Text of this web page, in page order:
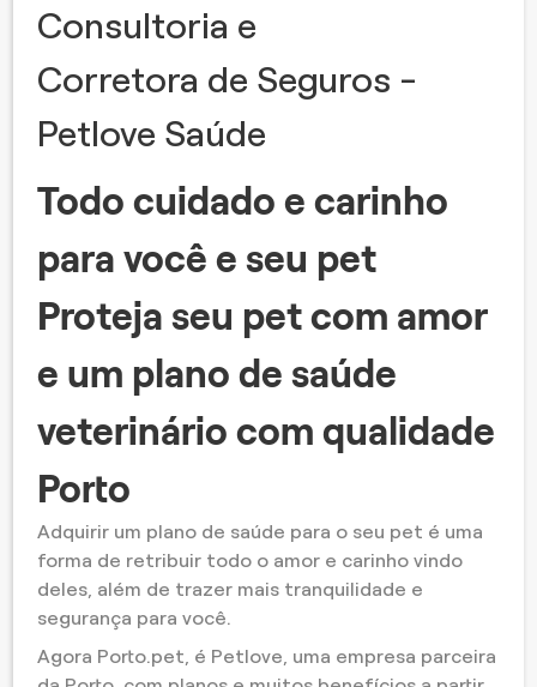
Consultoria e
Corretora de Seguros -
Petlove Saúde
Todo cuidado e carinho
para você e seu pet
Proteja seu pet com amor
e um plano de saúde
veterinário com qualidade
Porto
Adquirir um plano de saúde para o seu pet é uma
forma de retribuir todo o amor e carinho vindo
deles, além de trazer mais tranquilidade e
segurança para você.
Agora Porto.pet, é Petlove, uma empresa parceira